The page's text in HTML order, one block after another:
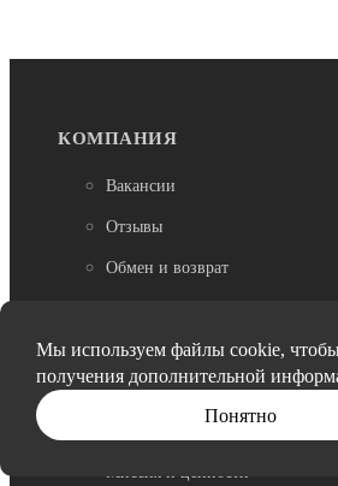
КОМПАНИЯ
Вакансии
Отзывы
Обмен и возврат
Гарантии
Согласие на обработку
Миссия и ценности
Мы используем файлы cookie, чтобы
получения дополнительной
Понятно